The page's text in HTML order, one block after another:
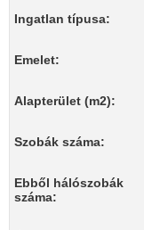
Ingatlan típusa:
Emelet:
Alapterület (m2):
Szobák száma:
Ebből hálószobák
száma: